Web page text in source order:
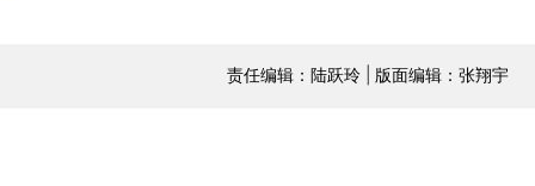
责任编辑：陆跃玲 | 版面编辑：张翔宇